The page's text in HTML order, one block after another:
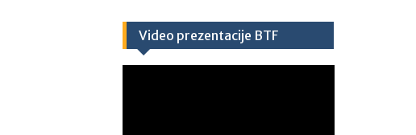
Video prezentacije BTF